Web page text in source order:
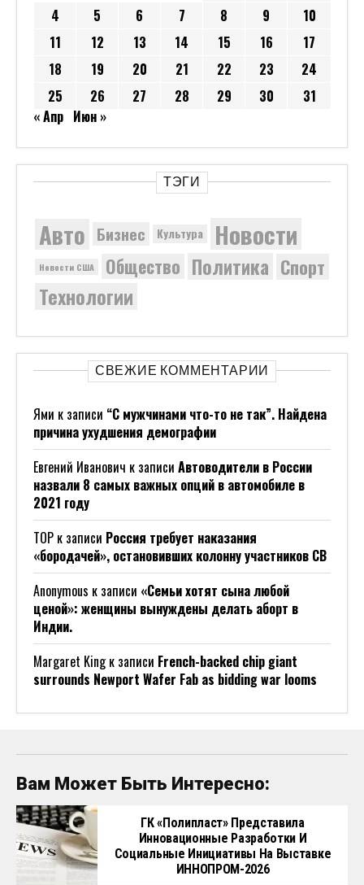
4
5 6 7 8 9
10
11
12 13 14 15 16
17
18
19 20 21 22 23
24
25
26 27 28 29 30
31
« Апр Июн »
ТЭГИ
Авто Бизнес Культура Новости
Новости США Общество Политика Спорт
Технологии
СВЕЖИЕ КОММЕНТАРИИ
Ями к записи “С мужчинами что-то не так”. Найдена
причина ухудшения демографии
Евгений Иванович к записи Автоводители в России
назвали 8 самых важных опций в автомобиле в
2021 году
ТОР к записи Россия требует наказания
«бородачей», остановивших колонну участников СВ
Anonymous к записи «Семьи хотят сына любой
ценой»: женщины вынуждены делать аборт в
Индии.
Margaret Kingк записи French-backed chip giant
surrounds Newport Wafer Fab as bidding war looms
Вам Может Быть Интересно:
ГК «Полипласт» Представила
Инновационные Разработки И
Социальные Инициативы На Выставке
ИННОПРОМ-2026